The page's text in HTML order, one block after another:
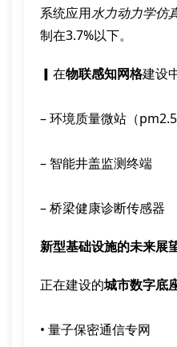
系统应用水力动力学仿
制在3.7%以下。
▎在物联感知网格建设
– 环境质量微站（
– 智能井盖监测终端
– 桥梁健康诊断传感器
新型基础设施的未来展
正在建设的城市数字底
• 量子保密通信专网